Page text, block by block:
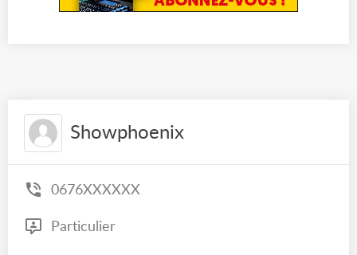
Showphoenix
0676XXXXXX
Particulier